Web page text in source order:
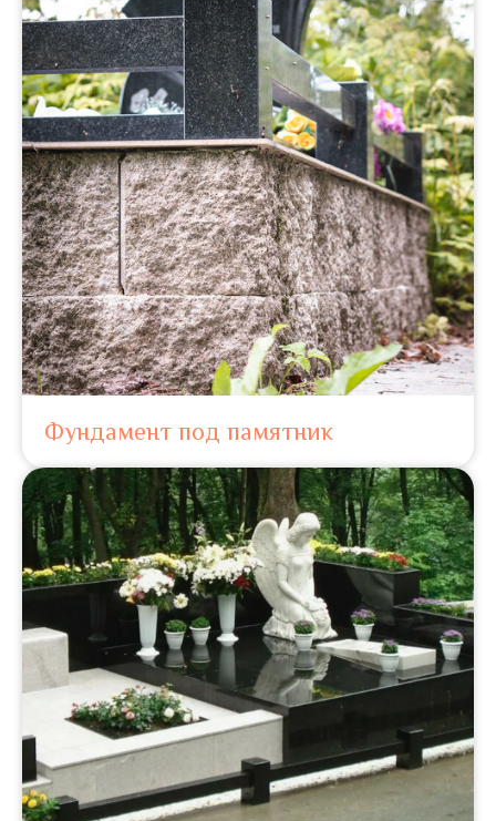
Фундамент под памятник